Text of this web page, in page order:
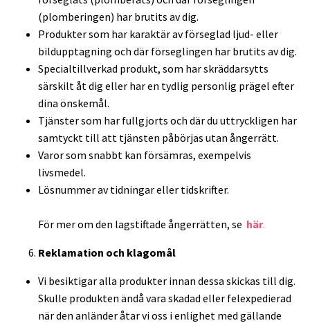
(plomberingen) har brutits av dig.
Produkter som har karaktär av förseglad ljud- eller
bildupptagning och där förseglingen har brutits av dig.
Specialtillverkad produkt, som har skräddarsytts
särskilt åt dig eller har en tydlig personlig prägel efter
dina önskemål.
Tjänster som har fullgjorts och där du uttryckligen har
samtyckt till att tjänsten påbörjas utan ångerrätt.
Varor som snabbt kan försämras, exempelvis
livsmedel.
Lösnummer av tidningar eller tidskrifter.
För mer om den lagstiftade ångerrätten, se här.
Reklamation och klagomål
Vi besiktigar alla produkter innan dessa skickas till dig.
Skulle produkten ändå vara skadad eller felexpedierad
när den anländer åtar vi oss i enlighet med gällande